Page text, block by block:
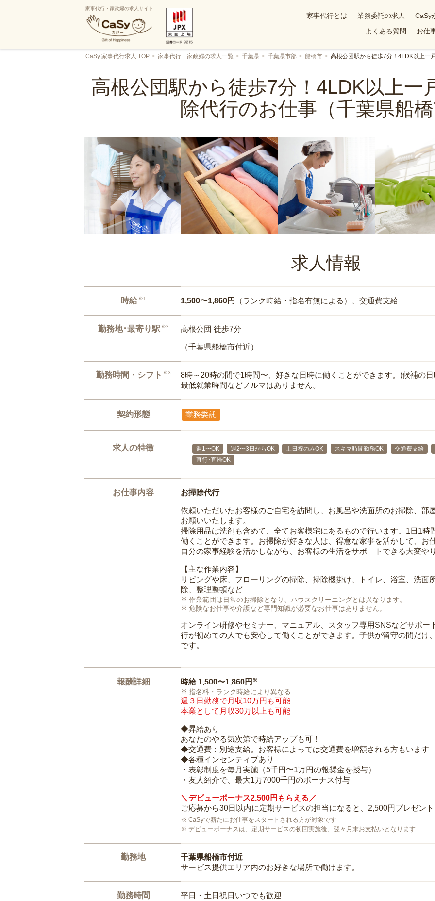
家事代行・家政婦の求人サイト
家事代行とは 業務委託の求人 CaSy
よくある質問
お仕
CaSy 家事代行求人 TOP 家事代行・家政婦の求人一覧 千葉県 千葉県市部 船橋市 高根公団駅から徒歩7分！4LDK以上一
高根公団駅から徒歩7分！4LDK以上一
除代行のお仕事（千葉県船橋
求人情報
時給 ※1 1,500〜1,860円 （ランク時給・指名有無による）、交通費支給
勤務地･最寄り駅 ※2 高根公団 徒歩7分
（千葉県船橋市付近）
勤務時間・シフト ※3
8時～20時の間で1時間〜、好きな日時に働くことができます。(候補の
最低就業時間などノルマはありません。
契約形態 業務委託
求人の特徴 週1〜OK 週2〜3日からOK 土日祝のみOK スキマ時間勤務OK 交通費支給
直行･直帰OK
お仕事内容 お掃除代行
依頼いただいたお客様のご自宅を訪問し、お風呂や洗面所のお掃除、部
お願いいたします。
掃除用品は洗剤も含めて、全てお客様宅にあるもので行います。1日1時
働くことができます。お掃除が好きな人は、得意な家事を活かして、お
自分の家事経験を活かしながら、お客様の生活をサポートできる大変や
【主な作業内容】
リビングや床、フローリングの掃除、掃除機掛け、トイレ、浴室、洗面
除、整理整頓など
作業範囲は日常のお掃除となり、ハウスクリーニングとは異なります。
危険なお仕事や介護など専門知識が必要なお仕事はありません。
オンライン研修やセミナー、マニュアル、スタッフ専用SNSなどサポー
行が初めての人でも安心して働くことができます。子供が留守の間だけ
です。
報酬詳細 時給 1,500〜1,860円 ※
指名料・ランク時給により異なる
週３日勤務で月収10万円も可能
本業として月収30万以上も可能
◆昇給あり
あなたのやる気次第で時給アップも可！
◆交通費：別途支給。お客様によっては交通費を増額される方もいます
◆各種インセンティブあり
・表彰制度を毎月実施（5千円〜1万円の報奨金を授与）
・友人紹介で、最大1万7000千円のボーナス付与
＼デビューボーナス2,500円もらえる／
ご応募から30日以内に定期サービスの担当になると、2,500円プレゼント
CaSyで新たにお仕事をスタートされる方が対象です
デビューボーナスは、定期サービスの初回実施後、翌々月末お支払いとなります
勤務地
千葉県船橋市付近
サービス提供エリア内のお好きな場所で働けます。
勤務時間
平日・土日祝日いつでも歓迎